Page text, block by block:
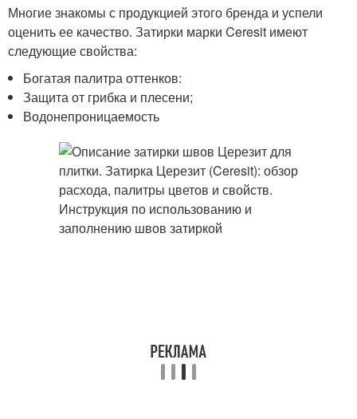
Многие знакомы с продукцией этого бренда и успели
оценить ее качество. Затирки марки Ceresit имеют
следующие свойства:
Богатая палитра оттенков:
Защита от грибка и плесени;
Водонепроницаемость